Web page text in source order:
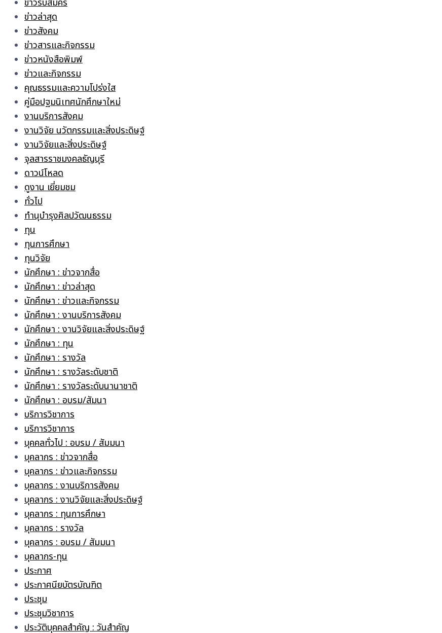
ข่าวล่าสุด
ข่าวสังคม
ข่าวสารและกิจกรรม
ข่าวหนังสือพิมพ์
ข่าวและกิจกรรม
คุณธรรมและความโปร่งใส
คู่มือปฐมนิเทศนักศึกษาใหม่
งานบริการสังคม
งานวิจัย นวัตกรรมและสิ่งประดิษฐ์
งานวิจัยและสิ่งประดิษฐ์
จุลสารราชมงคลธัญบุรี
ดาวน์โหลด
ดูงาน เยี่ยมชม
ทั่วไป
ทำนุบำรุงศิลปวัฒนธรรม
ทุน
ทุนการศึกษา
ทุนวิจัย
นักศึกษา : ข่าวจากสื่อ
นักศึกษา : ข่าวล่าสุด
นักศึกษา : ข่าวและกิจกรรม
นักศึกษา : งานบริการสังคม
นักศึกษา : งานวิจัยและสิ่งประดิษฐ์
นักศึกษา : ทุน
นักศึกษา : รางวัล
นักศึกษา : รางวัลระดับชาติ
นักศึกษา : รางวัลระดับนานาชาติ
นักศึกษา : อบรม/สัมนา
บริการวิชาการ
บริการวิชาการ
บุคคลทั่วไป : อบรม / สัมมนา
บุคลากร : ข่าวจากสื่อ
บุคลากร : ข่าวและกิจกรรม
บุคลากร : งานบริการสังคม
บุคลากร : งานวิจัยและสิ่งประดิษฐ์
บุคลากร : ทุนการศึกษา
บุคลากร : รางวัล
บุคลากร : อบรม / สัมมนา
บุคลากร-ทุน
ประกาศ
ประกาศนียบัตรบัณฑิต
ประชุม
ประชุมวิชาการ
ประวัติบุคคลสำคัญ : วันสำคัญ